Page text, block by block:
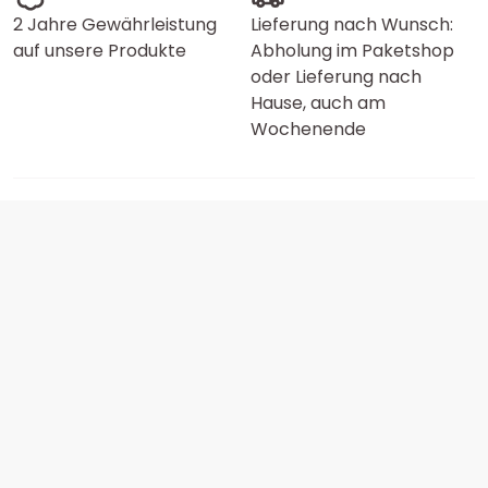
2 Jahre Gewährleistung
auf unsere Produkte
Lieferung nach Wunsch:
Abholung im Paketshop
oder Lieferung nach
Hause, auch am
Wochenende